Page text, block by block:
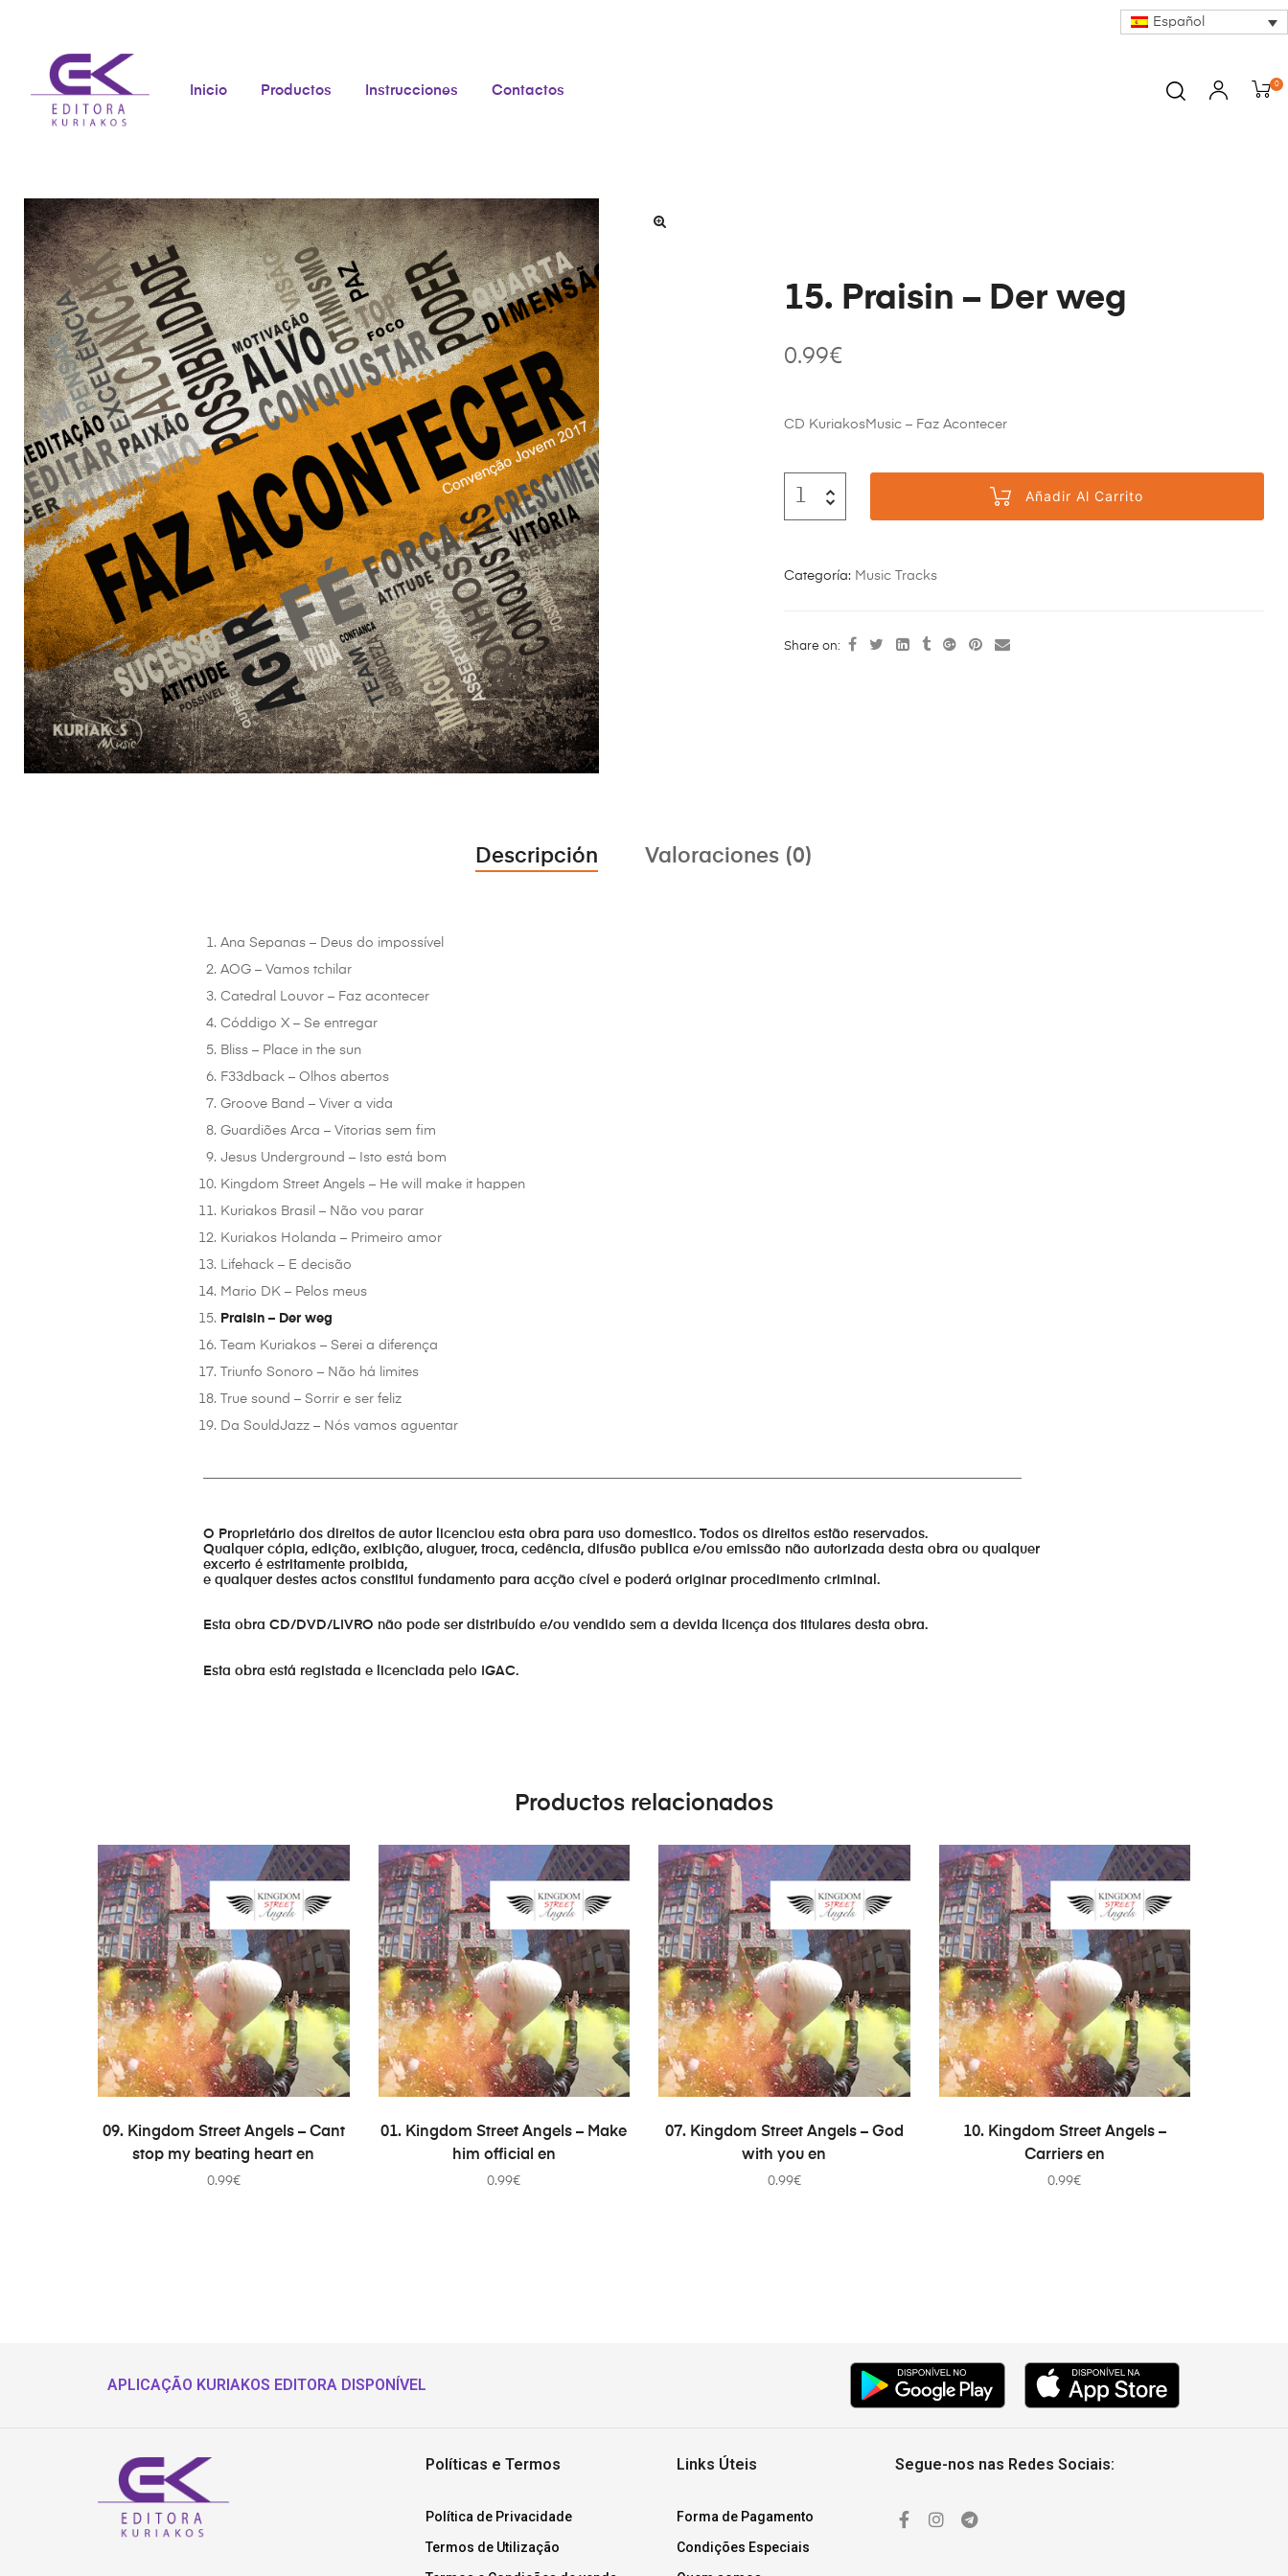
Español
Inicio Productos Instrucciones Contactos 0
15. Praisin – Der weg
0.99€
CD KuriakosMusic – Faz Acontecer
Añadir Al Carrito
Categoría: Music Tracks
Share on:
Descripción Valoraciones (0)
Ana Sepanas – Deus do impossível
AOG – Vamos tchilar
Catedral Louvor – Faz acontecer
Códdigo X – Se entregar
Bliss – Place in the sun
F33dback – Olhos abertos
Groove Band – Viver a vida
Guardiões Arca – Vitorias sem fim
Jesus Underground – Isto está bom
Kingdom Street Angels – He will make it happen
Kuriakos Brasil – Não vou parar
Kuriakos Holanda – Primeiro amor
Lifehack – E decisão
Mario DK – Pelos meus
Praisin – Der weg
Team Kuriakos – Serei a diferença
Triunfo Sonoro – Não há limites
True sound – Sorrir e ser feliz
Da SouldJazz – Nós vamos aguentar
O Proprietário dos direitos de autor licenciou esta obra para uso domestico. Todos os direitos estão reservados.
Qualquer cópia, edição, exibição, aluguer, troca, cedência, difusão publica e/ou emissão não autorizada desta obra ou qualquer
excerto é estritamente proibida,
e qualquer destes actos constitui fundamento para acção cível e poderá originar procedimento criminal.
Esta obra CD/DVD/LIVRO não pode ser distribuído e/ou vendido sem a devida licença dos titulares desta obra.
Esta obra está registada e licenciada pelo IGAC.
Productos relacionados
AÑADIR AL CARRITO
09. Kingdom Street Angels – Cant
stop my beating heart en
0.99€
AÑADIR AL CARRITO
01. Kingdom Street Angels – Make
him official en
0.99€
AÑADIR AL CARRITO
07. Kingdom Street Angels – God
with you en
0.99€
AÑADIR AL CARRITO
10. Kingdom Street Angels –
Carriers en
0.99€
APLICAÇÃO KURIAKOS EDITORA DISPONÍVEL
Políticas e Termos
Política de Privacidade
Termos de Utilização
Links Úteis
Forma de Pagamento
Condições Especiais
Segue-nos nas Redes Sociais: